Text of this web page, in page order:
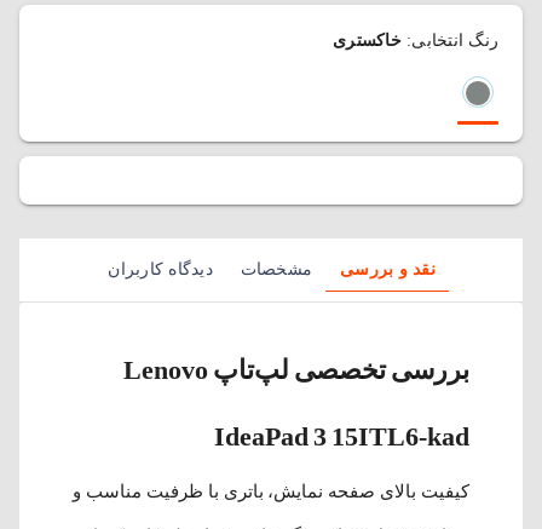
رنگ انتخابی:خاکستری
نقد و بررسی مشخصات دیدگاه کاربران
بررسی تخصصی لپ‌تاپ Lenovo
IdeaPad 3 15ITL6-kad
کیفیت بالای صفحه نمایش، باتری با ظرفیت مناسب و